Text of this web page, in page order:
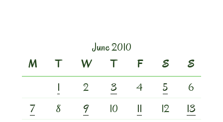
June 2010
M
T W T F S
S
1
2 3 4 5
6
7
8 9 10 11 12
13